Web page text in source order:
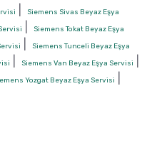
Siemens Sivas Beyaz Eşya
Siemens Tokat Beyaz Eşya
Siemens Tunceli Beyaz Eşya
Siemens Van Beyaz Eşya Servisi
Yozgat Beyaz Eşya Servisi